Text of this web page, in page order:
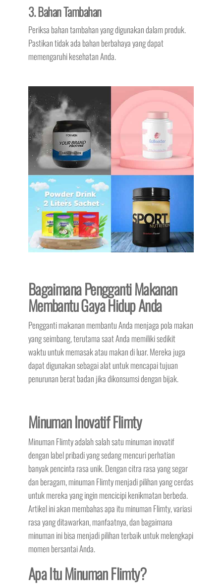
3. Bahan Tambahan
Periksa bahan tambahan yang digunakan dalam produk.
Pastikan tidak ada bahan berbahaya yang dapat
memengaruhi kesehatan Anda.
Bagaimana Pengganti Makanan
Membantu Gaya Hidup Anda
Pengganti makanan membantu Anda menjaga pola makan
yang seimbang, terutama saat Anda memiliki sedikit
waktu untuk memasak atau makan di luar. Mereka juga
dapat digunakan sebagai alat untuk mencapai tujuan
penurunan berat badan jika dikonsumsi dengan bijak.
Minuman Inovatif Flimty
Minuman Flimty adalah salah satu minuman inovatif
dengan label pribadi yang sedang mencuri perhatian
banyak pencinta rasa unik. Dengan citra rasa yang segar
dan beragam, minuman Flimty menjadi pilihan yang cerdas
untuk mereka yang ingin mencicipi kenikmatan berbeda.
Artikel ini akan membahas apa itu minuman Flimty, variasi
rasa yang ditawarkan, manfaatnya, dan bagaimana
minuman ini bisa menjadi pilihan terbaik untuk melengkapi
momen bersantai Anda.
Apa Itu Minuman Flimty?